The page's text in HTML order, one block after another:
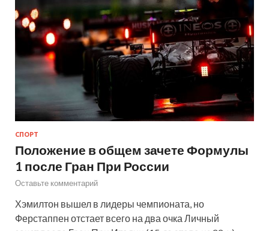
СПОРТ
Положение в общем зачете Формулы
1 после Гран При России
Оставьте комментарий
Хэмилтон вышел в лидеры чемпионата, но
Ферстаппен отстает всего на два очка Личный